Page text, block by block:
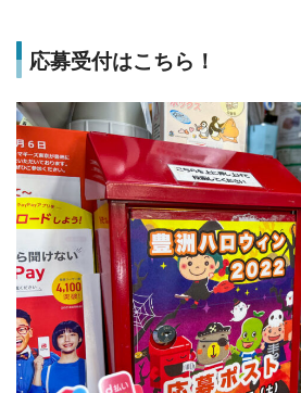
応募受付はこちら！